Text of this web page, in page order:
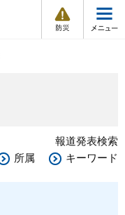
メ
報道発表検索
所属 キーワード